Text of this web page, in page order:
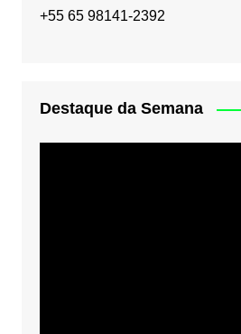
+55 65 98141-2392
Destaque da Semana